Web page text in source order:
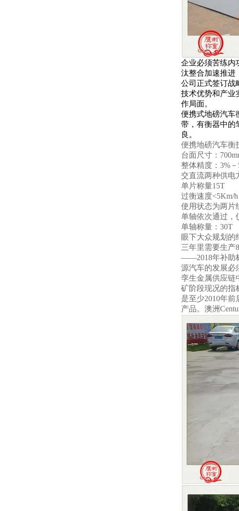
企业必须苦练内
汰整合加速推进
公司正式签订战
技术优势和产业
作局面。
便携式地磅汽车
带，有衡器中的
良。
便携地磅汽车衡
台面尺寸：
整体精度： 3%
交直流两种供电
单片称量15T
过衡速度<5Km/h
使用状态为两片
单轴依次通过，
单轴称量： 30T
眼下大众规划的
三年里需要生产
——2018年补助
源汽车的发展必
孪生金属供应链
矿阶段现况的指
是至少2010年
产品。澳洲